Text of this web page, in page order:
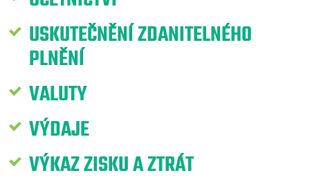
USKUTEČNĚNÍ ZDANITELNÉHO
PLNĚNÍ
VALUTY
VÝDAJE
VÝKAZ ZISKU A ZTRÁT